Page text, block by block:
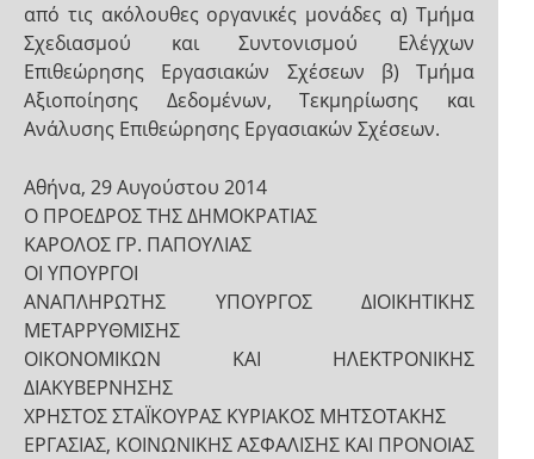
από τις ακόλουθες οργανικές μονάδες α) Τμήμα
Σχεδιασμού και Συντονισμού Ελέγχων
Επιθεώρησης Εργασιακών Σχέσεων β) Τμήμα
Αξιοποίησης Δεδομένων, Τεκμηρίωσης και
Ανάλυσης Επιθεώρησης Εργασιακών Σχέσεων.
Αθήνα, 29 Αυγούστου 2014
Ο ΠΡΟΕΔΡΟΣ ΤΗΣ ΔΗΜΟΚΡΑΤΙΑΣ
ΚΑΡΟΛΟΣ ΓΡ. ΠΑΠΟΥΛΙΑΣ
ΟΙ ΥΠΟΥΡΓΟΙ
ΑΝΑΠΛΗΡΩΤΗΣ ΥΠΟΥΡΓΟΣ ΔΙΟΙΚΗΤΙΚΗΣ
ΜΕΤΑΡΡΥΘΜΙΣΗΣ
ΟΙΚΟΝΟΜΙΚΩΝ ΚΑΙ ΗΛΕΚΤΡΟΝΙΚΗΣ
ΔΙΑΚΥΒΕΡΝΗΣΗΣ
ΧΡΗΣΤΟΣ ΣΤΑΪΚΟΥΡΑΣ ΚΥΡΙΑΚΟΣ ΜΗΤΣΟΤΑΚΗΣ
ΕΡΓΑΣΙΑΣ, ΚΟΙΝΩΝΙΚΗΣ ΑΣΦΑΛΙΣΗΣ ΚΑΙ ΠΡΟΝΟΙΑΣ